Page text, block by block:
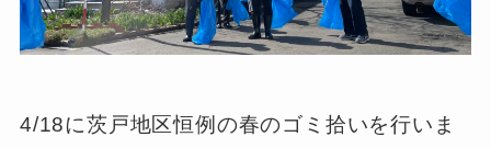
4/18に茨戸地区恒例の春のゴミ拾いを行いま